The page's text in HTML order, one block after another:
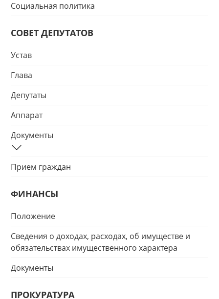
Социальная политика
СОВЕТ ДЕПУТАТОВ
Устав
Глава
Депутаты
Аппарат
Документы
Прием граждан
ФИНАНСЫ
Положение
Сведения о доходах, расходах, об имуществе и
обязательствах имущественного характера
Документы
ПРОКУРАТУРА